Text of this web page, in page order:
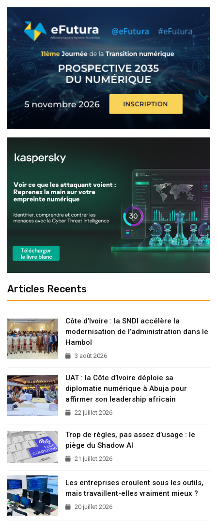
Articles Recents
Côte d’Ivoire : la SNDI accélère la
modernisation de l’administration dans le
Hambol
3 août 2026
UAT : la Côte d’Ivoire déploie sa
diplomatie numérique à Abuja pour
affirmer son leadership africain
22 juillet 2026
Trop de règles, pas assez d’usage : le
piège du Shadow AI
21 juillet 2026
Les entreprises croulent sous les outils,
mais travaillent-elles vraiment mieux ?
20 juillet 2026